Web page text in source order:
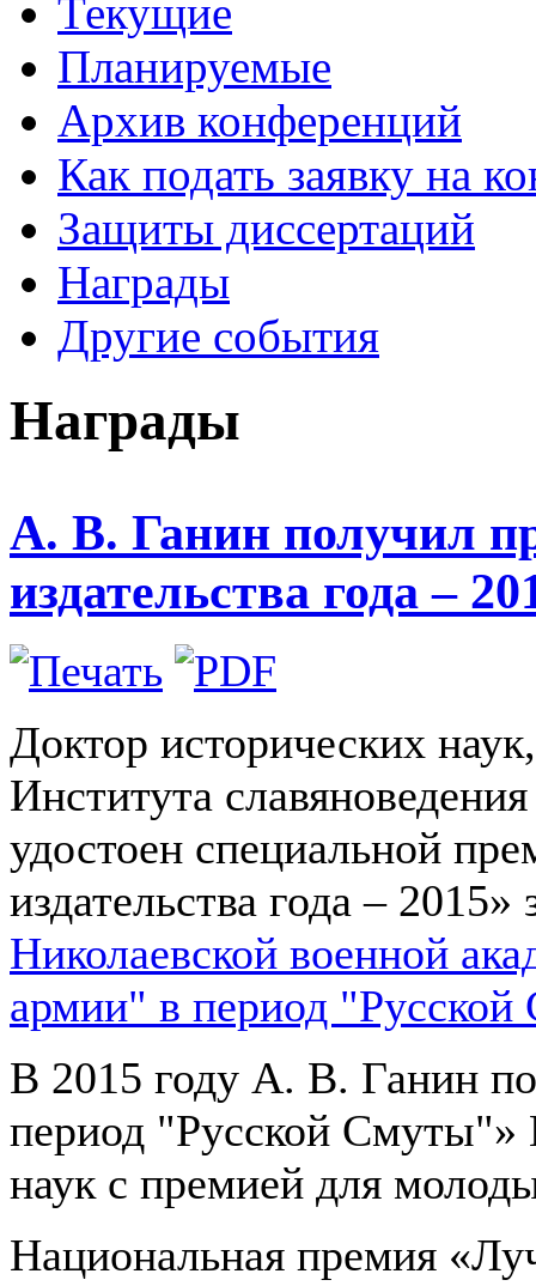
Текущие
Планируемые
Архив конференций
Как подать заявку на
Защиты диссертаций
Награды
Другие события
Награды
А. В. Ганин получил
издательства года –
Доктор исторических
Института
удостоен специальной
издательства года –
Николаевской военной
армии" в период
В 2015 году А. В. Ганин
период "Русской Смуты"»
наук с премией для
Национальная премия